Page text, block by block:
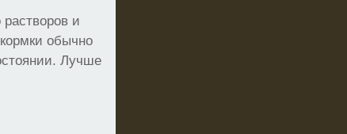
и
обычно
Лучше